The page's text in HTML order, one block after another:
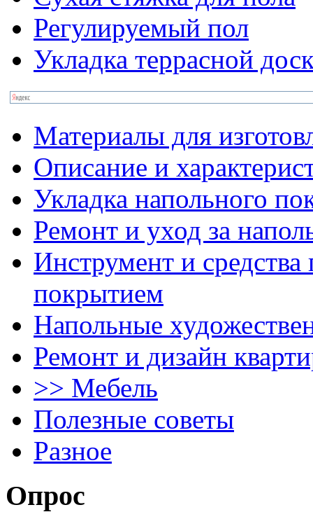
Регулируемый пол
Укладка террасной
Материалы для
Описание и
Укладка напольного
Ремонт и уход за
Инструмент и
покрытием
Напольные
Ремонт и дизайн
>> Мебель
Полезные советы
Разное
Опрос